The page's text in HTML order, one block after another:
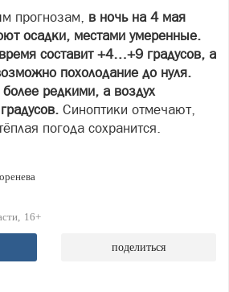
прогнозам, в ночь на 4 мая
осадки, местами умеренные.
составит +4…+9 градусов, а
похолодание до нуля.
редкими, а воздух
Синоптики отмечают,
погода сохранится.
16+
поделиться